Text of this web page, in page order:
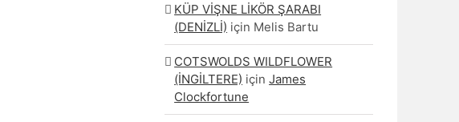
KÜP VİŞNE LİKÖR ŞARABI
(DENİZLİ) için Melis Bartu
COTSWOLDS WILDFLOWER
(İNGİLTERE) içinJames
Clockfortune